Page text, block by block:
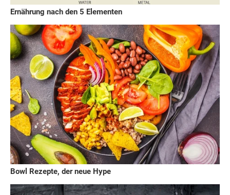
Ernährung nach den 5 Elementen
Bowl Rezepte, der neue Hype